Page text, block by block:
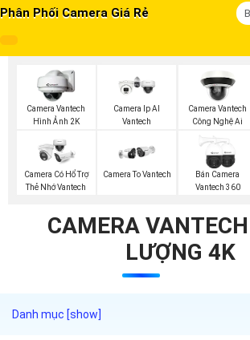
Phân Phối Camera Giá Rẻ
Camera Vantech
Hình Ảnh 2K
Camera Ip AI
Vantech
Camera Vantech
Công Nghệ Ai
Camera Có Hổ Trợ
Thẻ Nhớ Vantech
Camera To Vantech
Bán Camera
Vantech 360
CAMERA
LƯỢNG 4K